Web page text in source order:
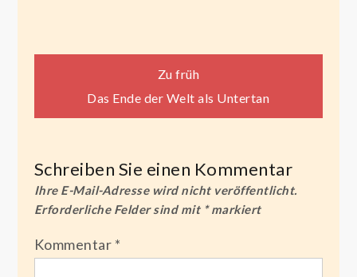
Beitragsnavigation
Zu früh
Das Ende der Welt als Untertan
Schreiben Sie einen Kommentar
Ihre E-Mail-Adresse wird nicht veröffentlicht.
Erforderliche Felder sind mit *markiert
Kommentar *